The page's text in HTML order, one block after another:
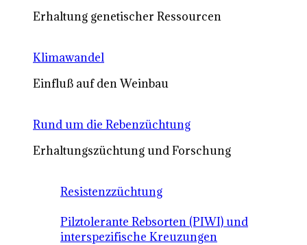
Erhaltung genetischer Ressourcen
Klimawandel
Einfluß auf den Weinbau
Rund um die Rebenzüchtung
Erhaltungszüchtung und Forschung
Resistenzzüchtung
Pilztolerante Rebsorten (PIWI) und
interspezifische Kreuzungen